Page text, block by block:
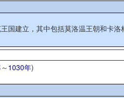
国建立，其中包括莫洛温王朝和卡
～ 1030年)